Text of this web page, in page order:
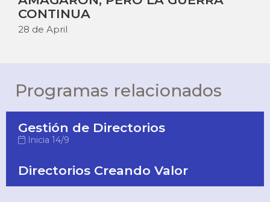
CONTINUA
28 de April
Programas relacionados
Gestión de Directorios
Inicia 14/9
Directorios Creando Valor